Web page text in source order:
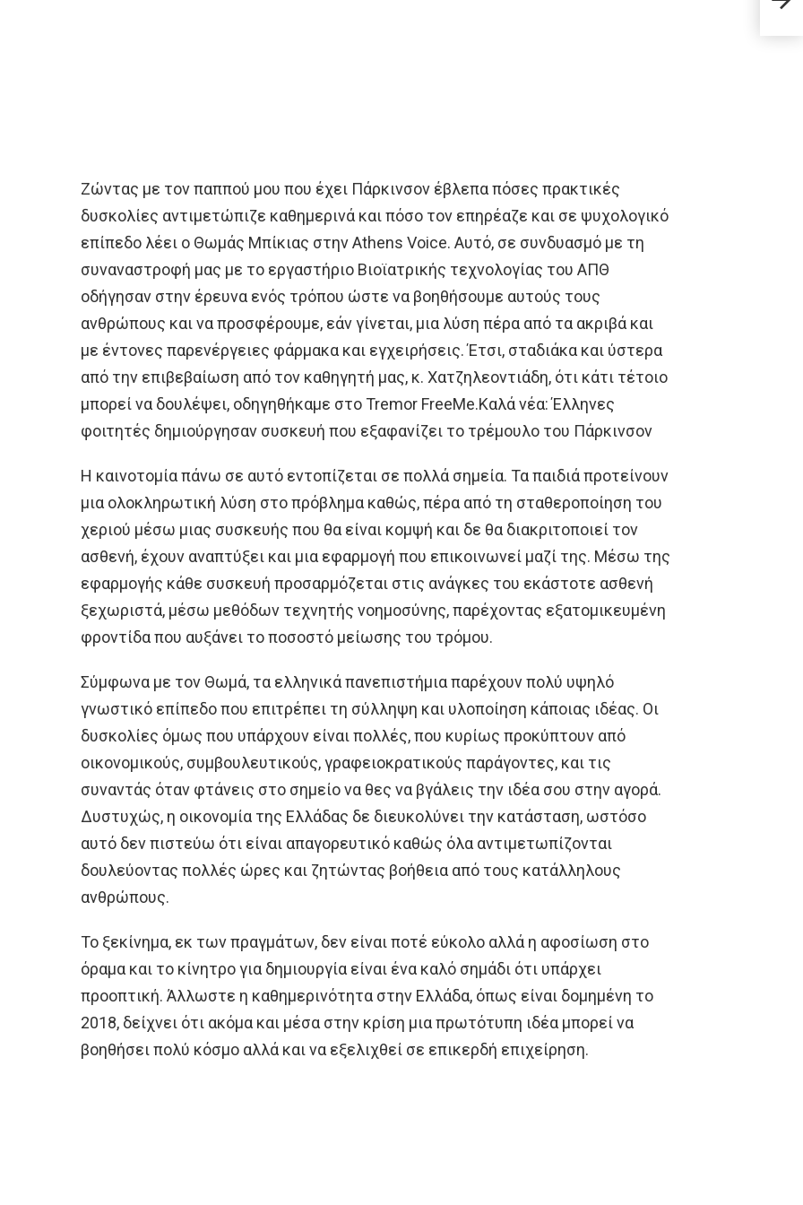
Ζώντας με τον παππού μου που έχει Πάρκινσον έβλεπα πόσες πρακτικές
δυσκολίες αντιμετώπιζε καθημερινά και πόσο τον επηρέαζε και σε ψυχολογικό
επίπεδο λέει ο Θωμάς Μπίκιας στην Athens Voice. Αυτό, σε συνδυασμό με τη
συναναστροφή μας με το εργαστήριο Βιοϊατρικής τεχνολογίας του ΑΠΘ
οδήγησαν στην έρευνα ενός τρόπου ώστε να βοηθήσουμε αυτούς τους
ανθρώπους και να προσφέρουμε, εάν γίνεται, μια λύση πέρα από τα ακριβά και
με έντονες παρενέργειες φάρμακα και εγχειρήσεις. Έτσι, σταδιάκα και ύστερα
από την επιβεβαίωση από τον καθηγητή μας, κ. Χατζηλεοντιάδη, ότι κάτι τέτοιο
μπορεί να δουλέψει, οδηγηθήκαμε στο Tremor FreeMe.Καλά νέα: Έλληνες
φοιτητές δημιούργησαν συσκευή που εξαφανίζει το τρέμουλο του Πάρκινσον
Η καινοτομία πάνω σε αυτό εντοπίζεται σε πολλά σημεία. Τα παιδιά προτείνουν
μια ολοκληρωτική λύση στο πρόβλημα καθώς, πέρα από τη σταθεροποίηση του
χεριού μέσω μιας συσκευής που θα είναι κομψή και δε θα διακριτοποιεί τον
ασθενή, έχουν αναπτύξει και μια εφαρμογή που επικοινωνεί μαζί της. Μέσω της
εφαρμογής κάθε συσκευή προσαρμόζεται στις ανάγκες του εκάστοτε ασθενή
ξεχωριστά, μέσω μεθόδων τεχνητής νοημοσύνης, παρέχοντας εξατομικευμένη
φροντίδα που αυξάνει το ποσοστό μείωσης του τρόμου.
Σύμφωνα με τον Θωμά, τα ελληνικά πανεπιστήμια παρέχουν πολύ υψηλό
γνωστικό επίπεδο που επιτρέπει τη σύλληψη και υλοποίηση κάποιας ιδέας. Οι
δυσκολίες όμως που υπάρχουν είναι πολλές, που κυρίως προκύπτουν από
οικονομικούς, συμβουλευτικούς, γραφειοκρατικούς παράγοντες, και τις
συναντάς όταν φτάνεις στο σημείο να θες να βγάλεις την ιδέα σου στην αγορά.
Δυστυχώς, η οικονομία της Ελλάδας δε διευκολύνει την κατάσταση, ωστόσο
αυτό δεν πιστεύω ότι είναι απαγορευτικό καθώς όλα αντιμετωπίζονται
δουλεύοντας πολλές ώρες και ζητώντας βοήθεια από τους κατάλληλους
ανθρώπους.
Το ξεκίνημα, εκ των πραγμάτων, δεν είναι ποτέ εύκολο αλλά η αφοσίωση στο
όραμα και το κίνητρο για δημιουργία είναι ένα καλό σημάδι ότι υπάρχει
προοπτική. Άλλωστε η καθημερινότητα στην Ελλάδα, όπως είναι δομημένη το
2018, δείχνει ότι ακόμα και μέσα στην κρίση μια πρωτότυπη ιδέα μπορεί να
βοηθήσει πολύ κόσμο αλλά και να εξελιχθεί σε επικερδή επιχείρηση.